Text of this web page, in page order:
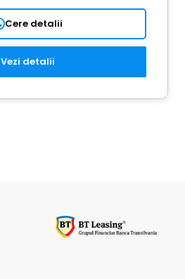
Cere detalii
Vezi detalii